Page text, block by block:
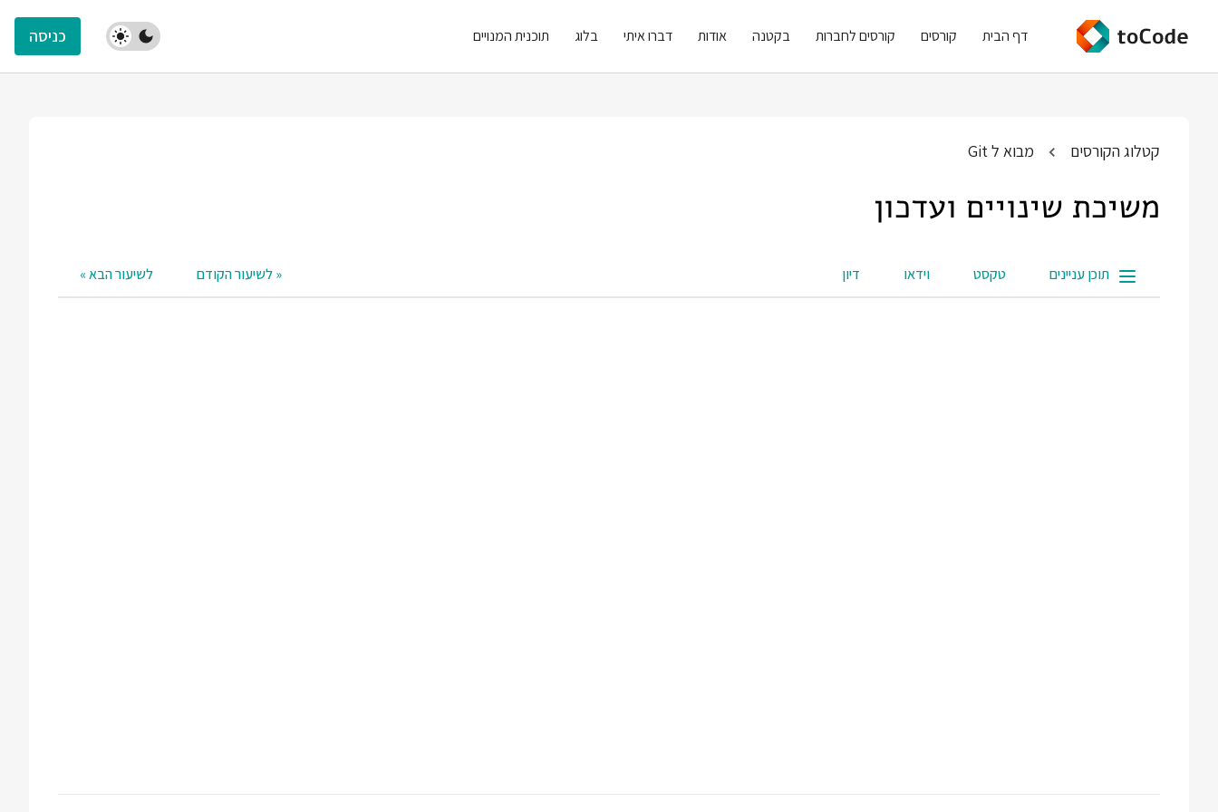
דף הבית קורסים קורסים לחברות בקטנה אודות דברו איתי בלוג תוכנית המנויים כניסה
קטלוג הקורסים מבוא ל Git
משיכת שינויים ועדכון
תוכן עניינים טקסט וידאו דיון « לשיעור הקודם לשיעור הבא »